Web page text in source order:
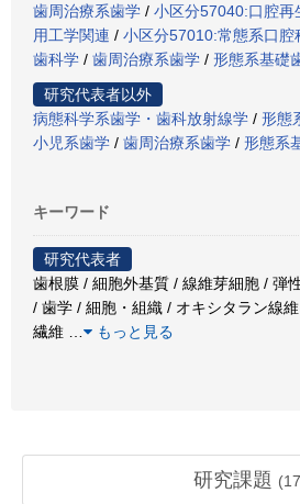
歯周治療系歯学 / 小区分57040:口腔再
用工学関連 / 小区分57010:常態系口腔
歯科学 / 歯周治療系歯学 / 形態系基礎
研究代表者以外
病態科学系歯学・歯科放射線学 / 形態
小児系歯学 / 歯周治療系歯学 / 形態系
キーワード
研究代表者
歯根膜 / 細胞外基質 / 線維芽細胞 / 弾
/ 歯学 / 細胞・組織 / オキシタラン線
繊維
もっと見る
研究課題 (17